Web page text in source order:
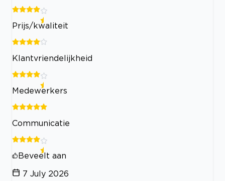
Prijs/kwaliteit
Klantvriendelijkheid
Medewerkers
Communicatie
Beveelt aan
7 July 2026